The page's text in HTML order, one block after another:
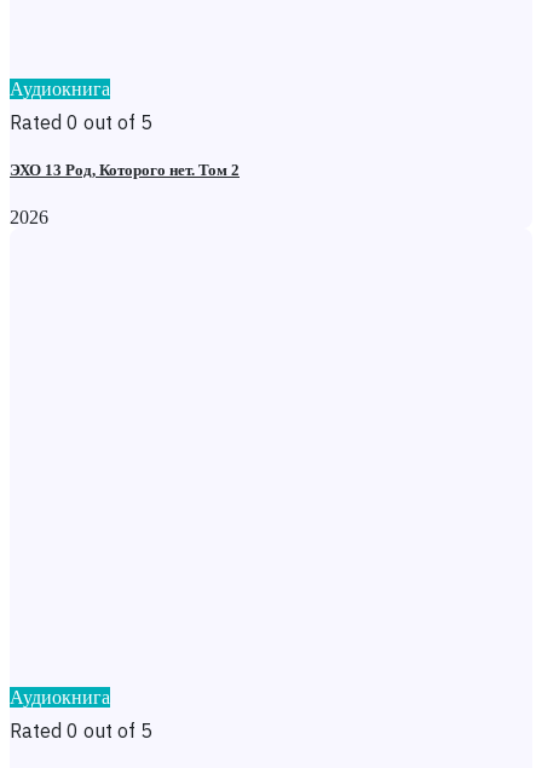
Аудиокнига
Rated 0 out of 5
ЭХО 13 Род, Которого нет. Том 2
2026
Аудиокнига
Rated 0 out of 5